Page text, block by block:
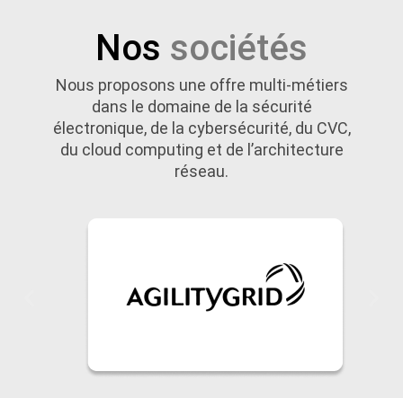
Nos sociétés
Nous proposons une offre multi-métiers
dans le domaine de la sécurité
électronique, de la cybersécurité, du CVC,
du cloud computing et de l’architecture
réseau.